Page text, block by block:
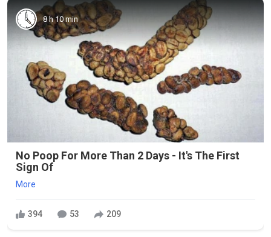
8 h 10 min
No Poop For More Than 2 Days - It's The First
Sign Of
More
394 53 209